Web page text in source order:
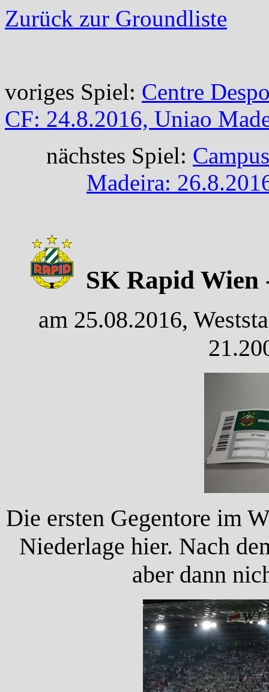
Zurück zur Groundliste
voriges Spiel: Centre
CF: 24.8.2016, Uniao
nächstes Spiel:
Madeira:
SK Rapid Wien
am 25.08.2016,
Die ersten Gegentore im
Niederlage hier. Nach
aber dann